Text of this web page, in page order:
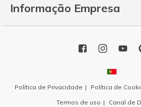
Informação Empresa
Política de Privacidade Política de
Termos de uso
Canal de